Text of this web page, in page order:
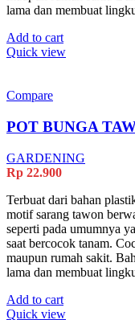
lama dan membuat
Add to cart
Quick view
Compare
POT BUNGA
GARDENING
Rp 22.900
Terbuat dari bahan
motif sarang tawon
seperti pada umumnya
saat bercocok tanam.
maupun rumah sakit.
lama dan membuat
Add to cart
Quick view